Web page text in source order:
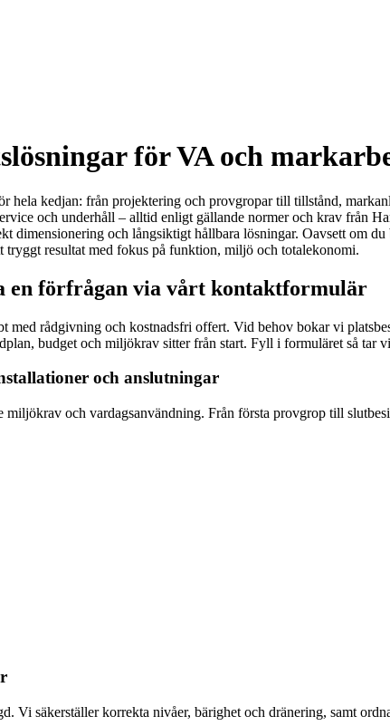
för VA och
hela kedjan: från projektering och provgropar till tillstånd,
och underhåll – alltid enligt gällande normer och krav från
dimensionering och långsiktigt hållbara lösningar. Oavsett om
resultat med fokus på funktion, miljö och totalekonomi.
en förfrågan via vårt kontaktformulär
med rådgivning och kostnadsfri offert. Vid behov bokar vi
budget och miljökrav sitter från start. Fyll i formuläret så tar
och anslutningar
och vardagsanvändning. Från första provgrop till
Vi säkerställer korrekta nivåer, bärighet och dränering, samt